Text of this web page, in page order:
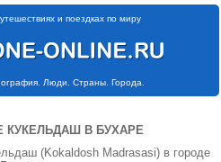
и поездках по миру
Люди. Страны. Города.
КУКЕЛЬДАШ В БУХАРЕ
(Kokaldosh Madrasasi) в городе